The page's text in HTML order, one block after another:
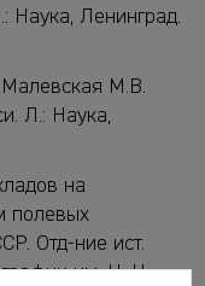
Наука, Ленинград.
М.В.
Л.: Наука,
на
полевых
Отд-ние ист.
им. Н. Н.